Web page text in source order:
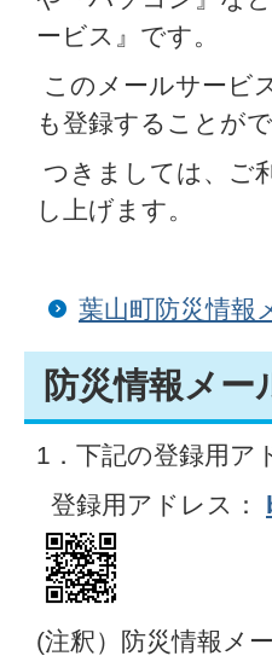
ービス』です。
このメールサービ
も登録することがで
つきましては、ご
し上げます。
葉山町防災情報
防災情報メー
1．下記の登録用ア
登録用アドレス：
(注釈）防災情報メ